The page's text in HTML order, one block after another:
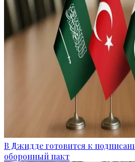
В Джидде готовится к
оборонный пакт